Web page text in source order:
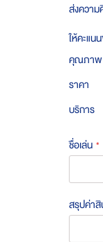
ส่งความ
ให้คะแน
คุณภาพ
ราคา
บริการ
ชื่อเล่น
สรุปค่า